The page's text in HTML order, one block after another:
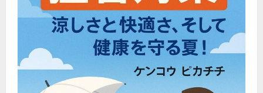
ー
カ
ー
対
策：
生
か
ら
大